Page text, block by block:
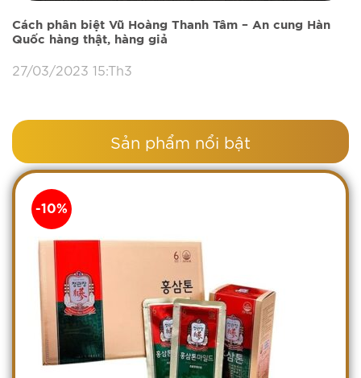
Cách phân biệt Vũ Hoàng Thanh Tâm – An cung Hàn
Quốc hàng thật, hàng giả
27/03/2023 15:Th3
Sản phẩm nổi bật
-10%